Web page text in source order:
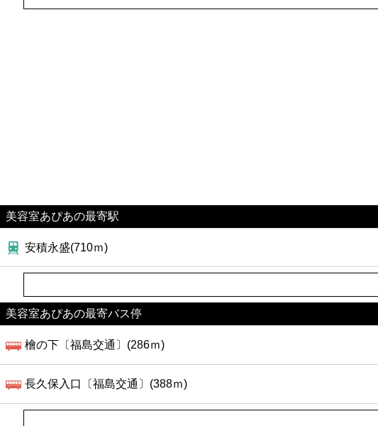
美容室あぴあの最寄駅
安積永盛(710ｍ)
美容室あぴあの最寄バス停
檜の下〔福島交通〕(286ｍ)
長久保入口〔福島交通〕(388ｍ)